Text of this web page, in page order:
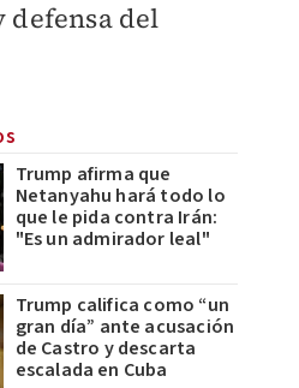
defensa del
Trump afirma que
Netanyahu hará todo lo
que le pida contra Irán:
"Es un admirador leal"
Trump califica como “un
gran día” ante acusación
de Castro y descarta
escalada en Cuba